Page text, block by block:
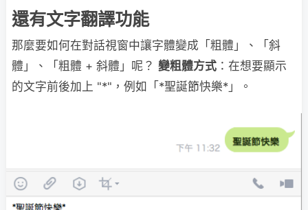
還有文字翻譯功能
那麼要如何在對話視窗中讓字體變成「粗體」、「斜
體」、「粗體 + 斜體」呢？ 變粗體方式 ：在想要顯示
的文字前後加上 "*"，例如「*聖誕節快樂*」。